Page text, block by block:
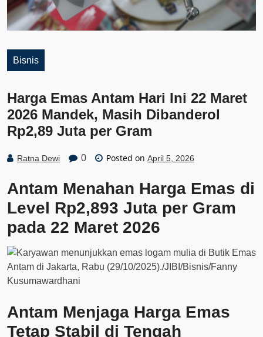
Bisnis
Harga Emas Antam Hari Ini 22 Maret
2026 Mandek, Masih Dibanderol
Rp2,89 Juta per Gram
Ratna Dewi 0 Posted on April 5, 2026
Antam Menahan Harga Emas di
Level Rp2,893 Juta per Gram
pada 22 Maret 2026
Antam Menjaga Harga Emas
Tetap Stabil di Tengah